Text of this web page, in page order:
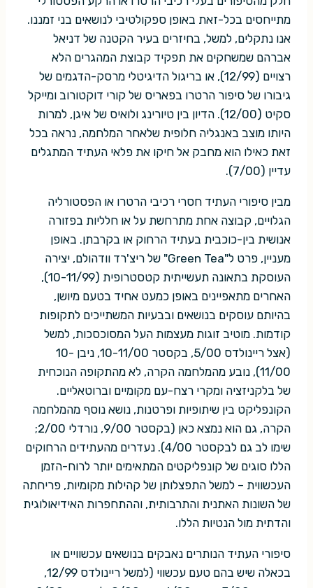
מתייחסים בכל-זאת באופן ספקולטיבי לנושאים בני זמננו.
אנו נתקלים, למשל, בחיזרים בעיר הקטנה של דניאל
אברהם שמשחקים את תפקיד קבוצת המהגרים הלא
רצויים (12/99), או בריגול הדיגיטלי מרסק-הדגמים של
גיבורו של סיפור הרטרו בפאריס של קורי דוקטורוב ומייקל
סקיט (12/00). הדיון בין טיורינג ולואיס של איגן, למרות
היותו מוצב באנגליה חלופית שלאחר המלחמה, נראה בכל
זאת כאילו הוא מחבק אל חיקו את פלאי העתיד המתגלים
עדיין (7/00).
מבין סיפורי העתיד חסרי רכיבי הרטרו או הפסטורליה
הגלויים, קבוצה אחת מתרחשת על או חלליות בפזורה
אנושית בין-כוכבית בעתיד הרחוק או בקרבתן. באופן
מעניין, פרט ל"Green Tea" של ריצ'רד וודהולם, יצירה
העוסקת בתאונה תעשייתית קטסטרופית (10-11/99),
האחרים מתאפיינים באופן כמעט אחיד בטעם מיושן,
בהיותם עוסקים בנושאים ובבעיות המשתייכים לתקופות
קודמות. מוטיב זוגות מעצמות העל המסוכסכות, למשל
(אצל ריינולדס 5/00, בקסטר 10-11/00, ניבן 10-
11/00), נובע מהמלחמה הקרה, לא מהתקופה הנוכחית
של בלקניזציה ומקרי רצח-עם מקומיים וברוטאליים.
הקונפליקט בין שיתופיות ופרטנות, נושא נוסף מהמלחמה
הקרה, גם הוא נמצא כאן (בקסטר 9/00, נורדלי 2/00;
שימו לב גם לבקסטר 4/00). נעדרים מהעתידים הרחוקים
הללו סוגים של קונפליקטים המתאימים יותר לרוח-הזמן
העכשווית – למשל התפצלותן של קהילות מקומיות, פריחתה
של השונות האתנית והתרבותית, וההתחפרות האידיאולוגית
והדתית מול הנטיות הללו.
סיפורי העתיד הנותרים נאבקים בנושאים עכשוויים או
בכאלה שיש בהם טעם עכשווי (למשל ריינולדס 12/99,